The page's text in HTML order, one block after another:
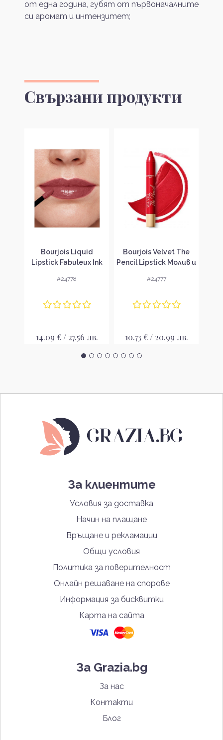
от една година, губят от първоначалните
си аромат и интензитет;
Свързани продукти
Bourjois Liquid
Lipstick Fabuleux Ink
червило
#24778
14.09 € / 27.56 лв.
Bourjois Velvet The
Pencil Lipstick Молив и
#24777
10.73 € / 20.99 лв.
За клиентите
Условия за доставка
Начин на плащане
Връщане и рекламации
Общи условия
Политика за поверителност
Онлайн решаване на спорове
Информация за бисквитки
Карта на сайта
За Grazia.bg
За нас
Контакти
Блог